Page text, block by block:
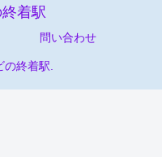
着駅
問い合わせ
終着駅.